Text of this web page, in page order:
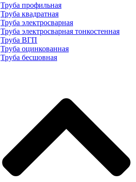
Труба профильная
Труба квадратная
Труба электросварная
Труба электросварная тонкостенная
Труба ВГП
Труба оцинкованная
Труба бесшовная